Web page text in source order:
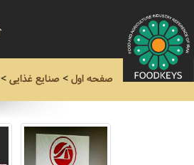
صفحه اول> صنایع غذایی>